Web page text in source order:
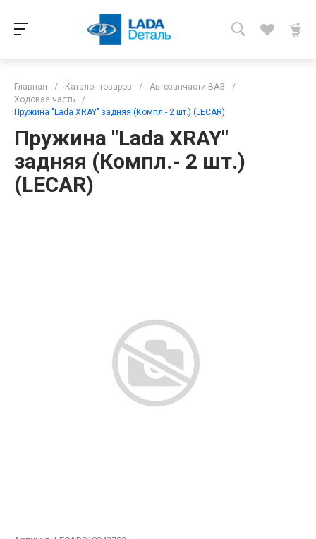
Главная / Каталог товаров / Автозапчасти ВАЗ
/
Ходовая часть
/
Пружина "Lada XRAY" задняя (Компл.- 2 шт.) (LECAR)
Пружина "Lada XRAY"
задняя (Компл.- 2 шт.)
(LECAR)